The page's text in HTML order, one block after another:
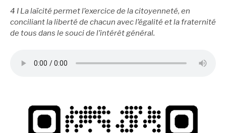
4 I La laïcité permet l’exercice de la citoyenneté, en
conciliant la liberté de chacun avec l’égalité et la fraternité
de tous dans le souci de l’intérêt général.